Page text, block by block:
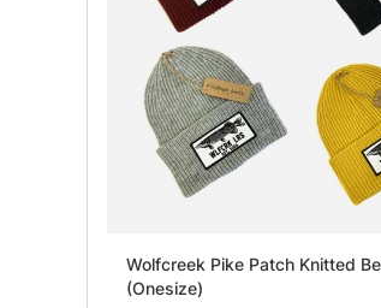
Wolfcreek Pike Patch Knitted
(Onesize)